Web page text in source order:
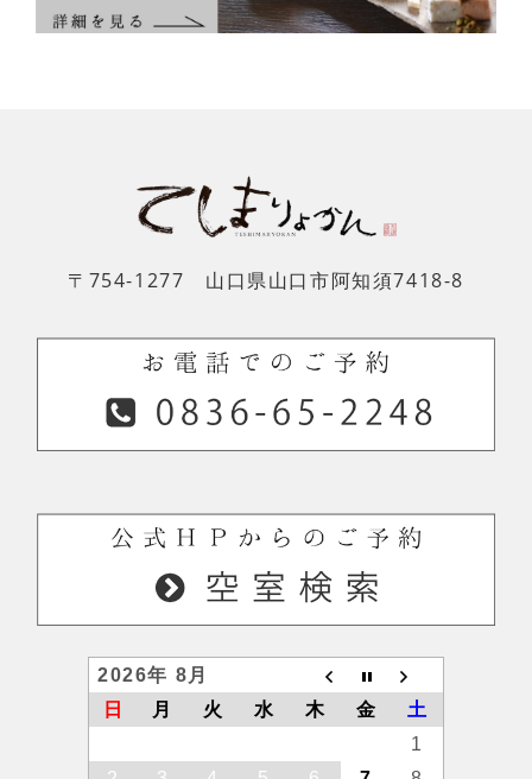
〒754-1277 山口県山口市阿知須7418-8
2026年 8月
日
月 火 水 木 金
土
1